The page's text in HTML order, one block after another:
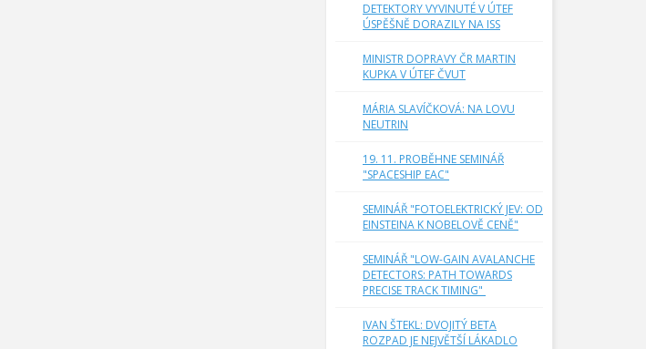
DETEKTORY VYVINUTÉ V ÚTEF
ÚSPĚŠNĚ DORAZILY NA ISS
MINISTR DOPRAVY ČR MARTIN
KUPKA V ÚTEF ČVUT
MÁRIA SLAVÍČKOVÁ: NA LOVU
NEUTRIN
19. 11. PROBĚHNE SEMINÁŘ
"SPACESHIP EAC"
SEMINÁŘ "FOTOELEKTRICKÝ JEV: OD
EINSTEINA K NOBELOVĚ CENĚ"
SEMINÁŘ "LOW-GAIN AVALANCHE
DETECTORS: PATH TOWARDS
PRECISE TRACK TIMING"
IVAN ŠTEKL: DVOJITÝ BETA
ROZPAD JE NEJVĚTŠÍ LÁKADLO